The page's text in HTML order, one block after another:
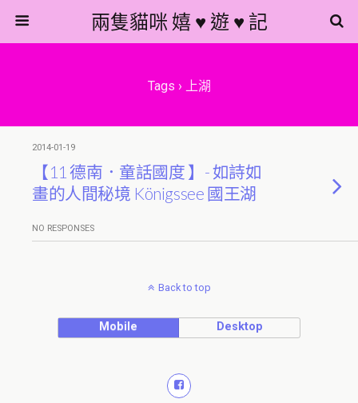
兩隻貓咪 嬉 ♥ 遊 ♥ 記
Tags › 上湖
2014-01-19
【11 德南．童話國度 】- 如詩如
畫的人間秘境 Königssee 國王湖
NO RESPONSES
Back to top
Mobile Desktop